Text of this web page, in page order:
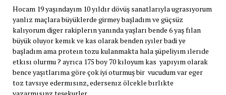
Hocam 19 yaşındayım 10 yıldır dövüş sanatlarıyla ugrasıyorum
yanlız maçlara büyüklerde girmey başladım ve güçsüz
kalıyorum diger rakiplerın yanında yaşları bende 6 yaş fılan
büyük oluyor kemık ve kas olarak benden ıyıler badi ye
başladım ama proteın tozu kulanmakta hala şüpeliyım ılerıde
etkısı olurmu ? ayrıca 175 boy 70 kıloyum kas yapıyım olarak
bence yaşıtlarıma göre çok iyi oturmuş bir vucudum var eger
toz tavsıye edermısınz, edersenız ölcekle bırlıkte
yazarmısınz teşekurler